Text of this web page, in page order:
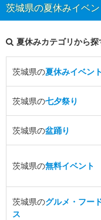
茨城県の夏休みイベ
夏休みカテゴリから探
茨城県の夏休みイベント
茨城県の七夕祭り
茨城県の盆踊り
茨城県の無料イベント
茨城県のグルメ・フー
ス